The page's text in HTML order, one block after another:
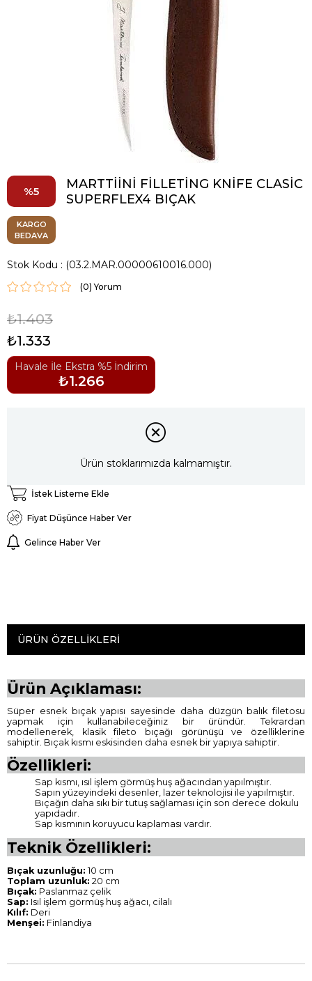
5
MARTTİİNİ FİLLETİNG KNİFE CLASİC
SUPERFLEX4 BIÇAK
KARGO
BEDAVA
Stok Kodu (03.2.MAR.00000610016.000)
(0)
₺1.403
₺1.333
Havale İle Ekstra %5 İndirim
₺1.266
Ürün stoklarımızda kalmamıştır.
İstek Listeme Ekle
Fiyat Düşünce Haber Ver
Gelince Haber Ver
ÜRÜN ÖZELLIKLERI
Ürün Açıklaması:
Süper esnek bıçak yapısı sayesinde daha düzgün balık filetosu
yapmak için kullanabileceğiniz bir üründür. Tekrardan
modellenerek, klasik fileto bıçağı görünüşü ve özelliklerine
sahiptir. Bıçak kısmı eskisinden daha esnek bir yapıya sahiptir.
Özellikleri:
Sap kısmı, ısıl işlem görmüş huş ağacından yapılmıştır.
Sapın yüzeyindeki desenler, lazer teknolojisi ile yapılmıştır.
Bıçağın daha sıkı bir tutuş sağlaması için son derece dokulu
yapıdadır.
Sap kısmının koruyucu kaplaması vardır.
Teknik Özellikleri:
Bıçak uzunluğu: 10 cm
Toplam uzunluk: 20 cm
Bıçak: Paslanmaz çelik
Sap: Isıl işlem görmüş huş ağacı, cilalı
Kılıf: Deri
Menşei: Finlandiya